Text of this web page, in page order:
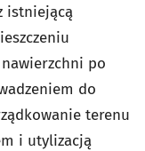
istniejącą
po
do
terenu
i utylizacją